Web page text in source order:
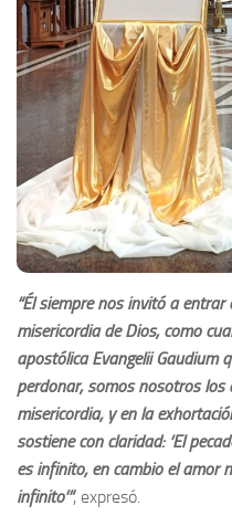
“Él siempre nos invitó a
misericordia de Dios, como
apostólica Evangelii Gaudium
perdonar, somos nosotros los
misericordia; y en la
sostiene con claridad: ‘El
es infinito; en cambio el amor
infinito’”, expresó.